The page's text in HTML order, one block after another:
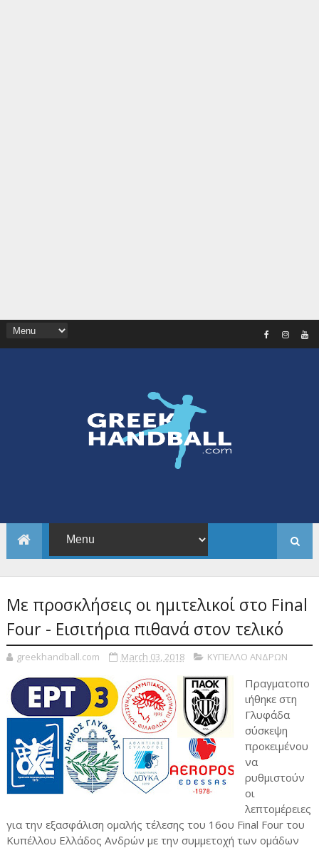
Με προσκλήσεις οι ημιτελικοί στο Final
Four - Εισιτήρια πιθανά στον τελικό
greekhandball.com March 03, 2018 ΚΥΠΕΛΛΟ ΑΝΔΡΩΝ
Πραγματοπο
ιήθηκε στη
Γλυφάδα
σύσκεψη
προκειμένου
να
ρυθμιστούν
οι
λεπτομέρειες
για την εξασφάλιση ομαλής τέλεσης του 16ου Final Four του
Κυπέλλου Ελλάδος Ανδρών με την συμμετοχή των ομάδων